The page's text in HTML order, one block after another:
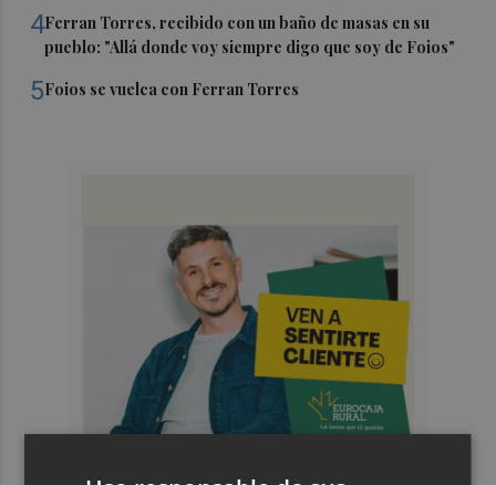
4Ferran Torres, recibido con un baño de masas en su
pueblo: "Allá donde voy siempre digo que soy de Foios"
5Foios se vuelca con Ferran Torres